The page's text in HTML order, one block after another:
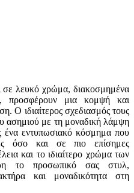
λευκό χρώμα, διακοσμημένα
προσφέρουν μια κομψή και
Ο ιδιαίτερος σχεδιασμός τους
ασημιού με τη μοναδική λάμψη
ένα εντυπωσιακό κόσμημα που
όσο και σε πιο επίσημες
και το ιδιαίτερο χρώμα των
το προσωπικό σας στυλ,
και μοναδικότητα στη